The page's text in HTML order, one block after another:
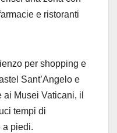
e ristoranti
per shopping e
Sant’Angelo e
ai Musei Vaticani, il
tempi di
a piedi.